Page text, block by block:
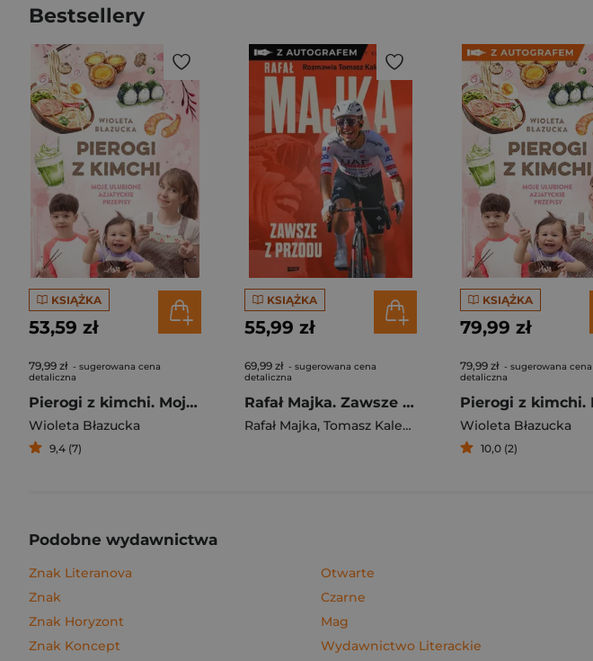
Bestsellery
KSIĄŻKA
53,59 zł
79,99 zł - sugerowana cena
detaliczna
Pierogi z kimchi. Moje ulubione azjatyckie przepisy
Wioleta Błazucka
9,4 (7)
KSIĄŻKA
55,99 zł
69,99 zł - sugerowana cena
detaliczna
Rafał Majka. Zawsze z przodu. Rozmawia Tomasz Kalemba - książka z autografem
Rafał Majka, Tomasz Kalemba
KSIĄŻKA
79,99 zł
79,99 zł - sugerowana cena
detaliczna
Wioleta Błazucka
10,0 (2)
Podobne wydawnictwa
Znak Literanova
Znak
Znak Horyzont
Znak Koncept
Otwarte
Czarne
Mag
Wydawnictwo Literackie